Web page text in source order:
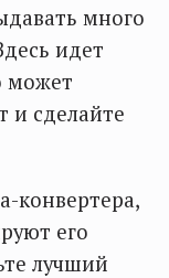
много
идет
может
и сделайте
конвертера,
его
лучший